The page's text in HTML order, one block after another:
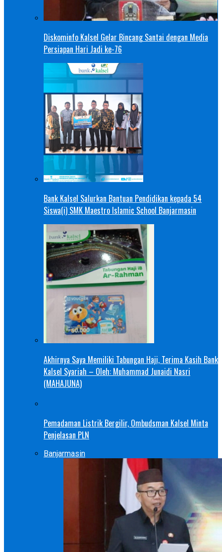
Diskominfo Kalsel Gelar Bincang Santai dengan Media
Persiapan Hari Jadi ke-76
Bank Kalsel Salurkan Bantuan Pendidikan kepada 54
Siswa(i) SMK Maestro Islamic School Banjarmasin
Akhirnya Saya Memiliki Tabungan Haji, Terima Kasih Bank
Kalsel Syariah – Oleh: Muhammad Junaidi Nasri
(MAHAJUNA)
Pemadaman Listrik Bergilir, Ombudsman Kalsel Minta
Penjelasan PLN
Banjarmasin